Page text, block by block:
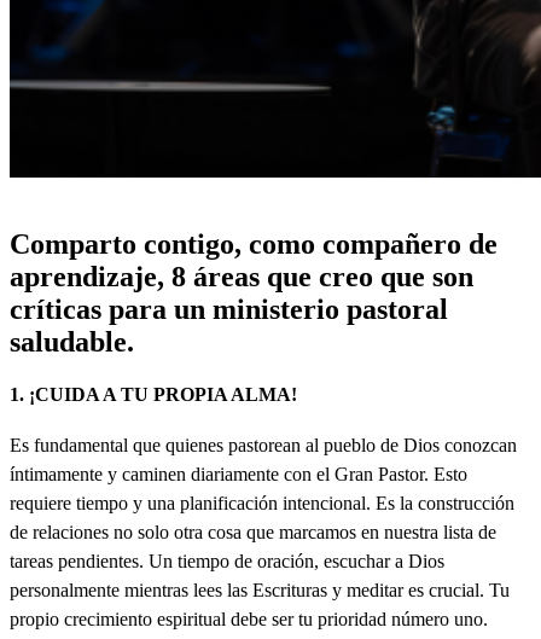
Comparto contigo, como compañero de
aprendizaje, 8 áreas que creo que son
críticas para un ministerio pastoral
saludable.
1. ¡CUIDA A TU PROPIA ALMA!
Es fundamental que quienes pastorean al pueblo de Dios conozcan
íntimamente y caminen diariamente con el Gran Pastor. Esto
requiere tiempo y una planificación intencional. Es la construcción
de relaciones no solo otra cosa que marcamos en nuestra lista de
tareas pendientes. Un tiempo de oración, escuchar a Dios
personalmente mientras lees las Escrituras y meditar es crucial. Tu
propio crecimiento espiritual debe ser tu prioridad número uno.